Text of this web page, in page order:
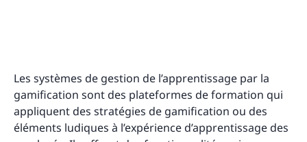
Les systèmes de gestion de l’apprentissage par la
gamification sont des plateformes de formation qui
appliquent des stratégies de gamification ou des
éléments ludiques à l’expérience d’apprentissage des